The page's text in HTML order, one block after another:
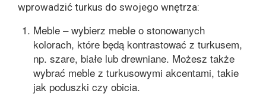
wprowadzić turkus do swojego wnętrza:
Meble – wybierz meble o stonowanych
kolorach, które będą kontrastować z turkusem,
np. szare, białe lub drewniane. Możesz także
wybrać meble z turkusowymi akcentami, takie
jak poduszki czy obicia.